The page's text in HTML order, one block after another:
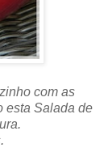
com as
esta Salada de